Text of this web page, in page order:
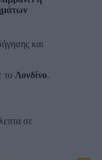
και
το Λονδίνο.
σε